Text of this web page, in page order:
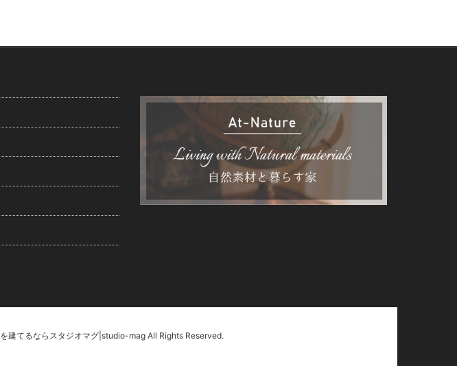
建てるならスタジオマグ|studio-mag All Rights Reserved.